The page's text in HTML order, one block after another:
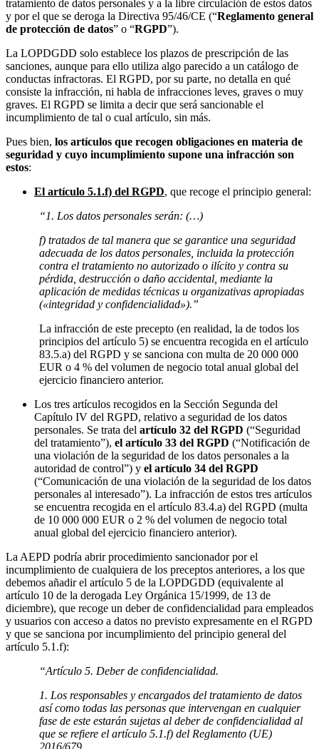
tratamiento de datos personales y a la libre circulación de estos datos
y por el que se deroga la Directiva 95/46/CE (“Reglamento general
de protección de datos” o “RGPD”).
La LOPDGDD solo establece los plazos de prescripción de las
sanciones, aunque para ello utiliza algo parecido a un catálogo de
conductas infractoras. El RGPD, por su parte, no detalla en qué
consiste la infracción, ni habla de infracciones leves, graves o muy
graves. El RGPD se limita a decir que será sancionable el
incumplimiento de tal o cual artículo, sin más.
Pues bien, los artículos que recogen obligaciones en materia de
seguridad y cuyo incumplimiento supone una infracción son
estos:
El artículo 5.1.f) del RGPD, que recoge el principio general:
“1. Los datos personales serán: (…)
f) tratados de tal manera que se garantice una seguridad
adecuada de los datos personales, incluida la protección
contra el tratamiento no autorizado o ilícito y contra su
pérdida, destrucción o daño accidental, mediante la
aplicación de medidas técnicas u organizativas apropiadas
(«integridad y confidencialidad»).”
La infracción de este precepto (en realidad, la de todos los
principios del artículo 5) se encuentra recogida en el artículo
83.5.a) del RGPD y se sanciona con multa de 20 000 000
EUR o 4 % del volumen de negocio total anual global del
ejercicio financiero anterior.
Los tres artículos recogidos en la Sección Segunda del
Capítulo IV del RGPD, relativo a seguridad de los datos
personales. Se trata del artículo 32 del RGPD (“Seguridad
del tratamiento”), el artículo 33 del RGPD (“Notificación de
una violación de la seguridad de los datos personales a la
autoridad de control”) y el artículo 34 del RGPD
(“Comunicación de una violación de la seguridad de los datos
personales al interesado”). La infracción de estos tres artículos
se encuentra recogida en el artículo 83.4.a) del RGPD (multa
de 10 000 000 EUR o 2 % del volumen de negocio total
anual global del ejercicio financiero anterior).
La AEPD podría abrir procedimiento sancionador por el
incumplimiento de cualquiera de los preceptos anteriores, a los que
debemos añadir el artículo 5 de la LOPDGDD (equivalente al
artículo 10 de la derogada Ley Orgánica 15/1999, de 13 de
diciembre), que recoge un deber de confidencialidad para empleados
y usuarios con acceso a datos no previsto expresamente en el RGPD
y que se sanciona por incumplimiento del principio general del
artículo 5.1.f):
“Artículo 5. Deber de confidencialidad.
1. Los responsables y encargados del tratamiento de datos
así como todas las personas que intervengan en cualquier
fase de este estarán sujetas al deber de confidencialidad al
que se refiere el artículo 5.1.f) del Reglamento (UE)
2016/679.